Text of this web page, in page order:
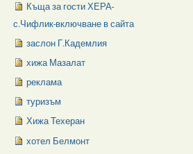
Къща за гости ХЕРА-
с.Чифлик-включване в сайта
заслон Г.Кадемлия
хижа Мазалат
реклама
туризъм
Хижа Техеран
хотел Белмонт